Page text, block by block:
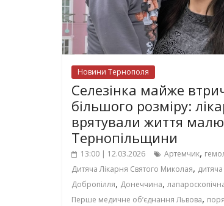
Новини Тернополя
Селезінка майже
більшого розміру:
врятували життя
Тернопільщини
13:00 | 12.03.2026 Артемчик,
Дитяча Лікарня Святого Миколая,
Добропілля, Донеччина,
Перше медичне об’єднання Львова,